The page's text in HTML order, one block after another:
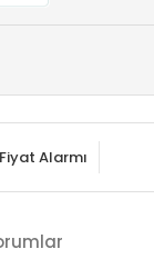
Fiyat Alarmı